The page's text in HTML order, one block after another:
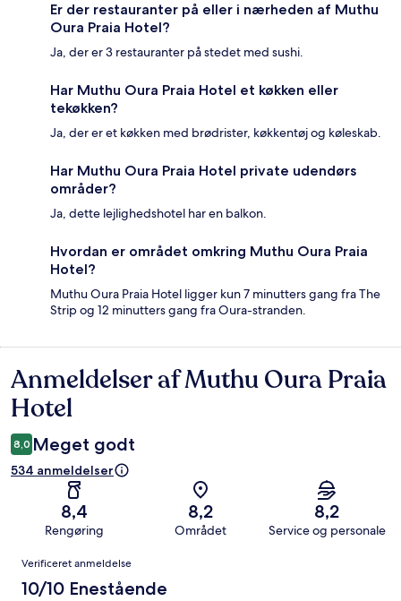
Er der restauranter på eller i nærheden af Muthu
Oura Praia Hotel?
Ja, der er 3 restauranter på stedet med sushi.
Har Muthu Oura Praia Hotel et køkken eller
tekøkken?
Ja, der er et køkken med brødrister, køkkentøj og køleskab.
Har Muthu Oura Praia Hotel private udendørs
områder?
Ja, dette lejlighedshotel har en balkon.
Hvordan er området omkring Muthu Oura Praia
Hotel?
Muthu Oura Praia Hotel ligger kun 7 minutters gang fra The
Strip og 12 minutters gang fra Oura-stranden.
Anmeldelser
Anmeldelser af Muthu Oura Praia
Hotel
8,0 Meget godt
534 anmeldelser
8,4
Rengøring
8,2
Området
8,2
Service og personale
Anmeldelser
Verificeret anmeldelse
10/10 Enestående